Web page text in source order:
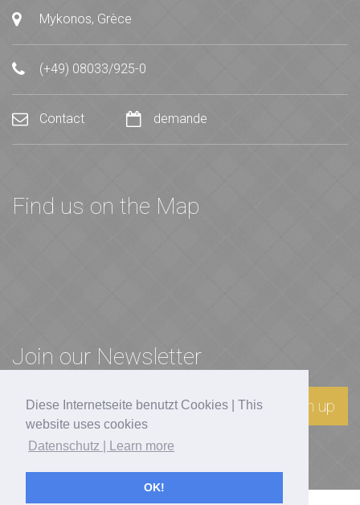
Diese Internetseite benutzt Cookies | This
website uses cookies
Datenschutz | Learn more
OK!
Mykonos, Grèce
(+49) 08033/925-0
Contact demande
Find us on the Map
Join our Newsletter
Sign up